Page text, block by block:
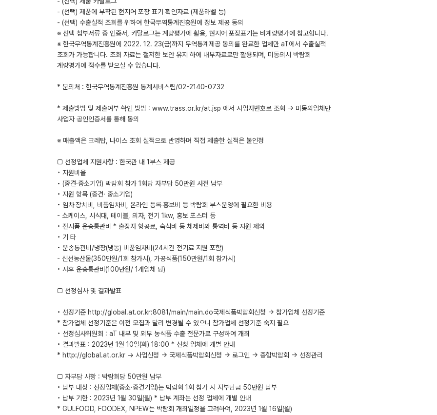
- (선택) 제품에 부착된 현지어 포장 표기 확인자료 (제품라벨 등)
- (선택) 수출실적 조회를 위하여 한국무역통계진흥원에 정보 제공 동의
※ 선택 첨부서류 중 인증서, 카탈로그는 계량평가에 활용, 현지어 포장표기는 비계량평가에 참고합니다.
※ 한국무역통계진흥원에 2022. 12. 23(금)까지 무역통계제공 동의를 완료한 업체만 aT에서 수출실적
조회가 가능합니다. 조회 자료는 철저한 보안 유지 하에 내부자료로만 활용되며, 미동의시 박람회
계량평가에 점수를 받으실 수 없습니다.
* 문의처 : 한국무역통계진흥원 통계서비스팀/02-2140-0732
* 제출방법 및 제출여부 확인 방법 : www.trass.or.kr/at.jsp 에서 사업자번호로 조회 → 미동의업체만
사업자 공인인증서를 통해 동의
※ 매출액은 크레탑, 나이스 조회 실적으로 반영하며 직접 제출한 실적은 불인정
□ 선정업체 지원사항 : 한국관 내 1부스 제공
◦ 지원비율
• (중견·중소기업) 박람회 참가 1회당 자부담 50만원 사전 납부
◦ 지원 항목 (중견· 중소기업)
• 임차‧장치비, 비품임차비, 온라인 등록‧홍보비 등 박람회 부스운영에 필요한 비용
- 쇼케이스, 시식대, 테이블, 의자, 전기 1kw, 홍보 포스터 등
• 전시품 운송통관비 * 출장자 항공료, 숙식비 등 체제비와 통역비 등 지원 제외
◦ 기 타
• 운송통관비/냉장(냉동) 비품임차비(24시간 전기료 지원 포함)
- 신선농산물(350만원/1회 참가시), 가공식품(150만원/1회 참가시)
• 사후 운송통관비(100만원/ 1개업체 당)
□ 선정심사 및 결과발표
◦ 선정기준 http://global.at.or.kr:8081/main/main.do국제식품박람회신청 → 참가업체 선정기준
* 참가업체 선정기준은 이전 모집과 달리 변경될 수 있으니 참가업체 선정기준 숙지 필요
◦ 선정심사위원회 : aT 내부 및 외부 농식품 수출 전문가로 구성하여 개최
◦ 결과발표 : 2023년 1월 10일(화) 18:00 * 신청 업체에 개별 안내
* http://global.at.or.kr → 사업신청 → 국제식품박람회신청 → 로그인 → 종합박람회 → 선정관리
□ 자부담 사항 : 박람회당 50만원 납부
◦ 납부 대상 : 선정업체(중소·중견기업)는 박람회 1회 참가 시 자부담금 50만원 납부
◦ 납부 기한 : 2023년 1월 30일(월) * 납부 계좌는 선정 업체에 개별 안내
* GULFOOD, FOODEX, NPEW는 박람회 개최일정을 고려하여, 2023년 1월 16일(월)